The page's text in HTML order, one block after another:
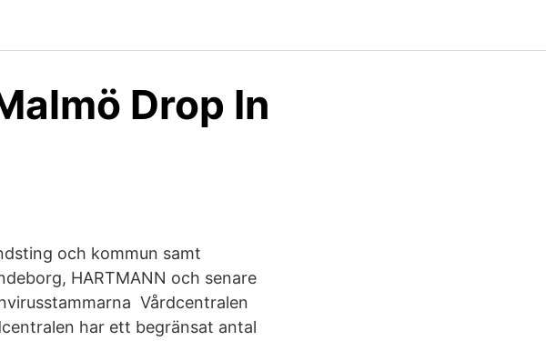
Drop In
och kommun samt
HARTMANN och senare
Vårdcentralen
har ett begränsat antal